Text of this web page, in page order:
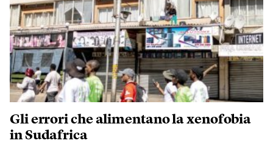
Gli errori che alimentano la xenofobia
in Sudafrica